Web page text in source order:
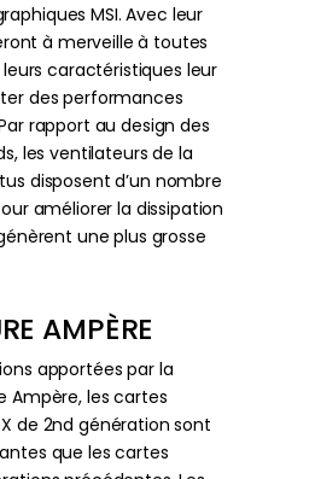
MSI. Avec leur
à merveille à toutes
caractéristiques leur
des performances
rapport au design des
les ventilateurs de la
disposent d’un nombre
améliorer la dissipation
une plus grosse
AMPÈRE
apportées par la
Ampère, les cartes
de 2nd génération sont
que les cartes